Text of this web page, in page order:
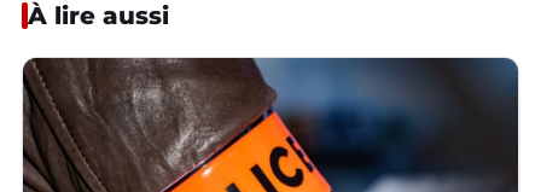
À lire aussi